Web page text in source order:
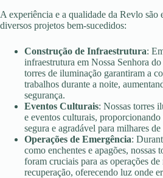
A experiência e a qualidade da Revlo são
diversos projetos bem-sucedidos:
Construção de Infraestrutura:
infraestrutura em Nossa Senhora
torres de iluminação garantiram a
trabalhos durante a noite,
segurança.
Eventos Culturais: Nossas torres
e eventos culturais, proporcionando
segura e agradável para milhares
Operações de Emergência:
como enchentes e apagões, nossas
foram cruciais para as operações de
recuperação, oferecendo luz onde